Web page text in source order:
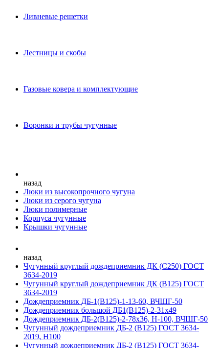
Ливневые решетки
Лестницы и скобы
Газовые ковера и комплектующие
Воронки и трубы чугунные
назад
Люки из высокопрочного чугуна
Люки из серого чугуна
Люки полимерные
Корпуса чугунные
Крышки чугунные
назад
Чугунный круглый дождеприемник ДК (С250) ГОСТ
3634-2019
Чугунный круглый дождеприемник ДК (В125) ГОСТ
3634-2019
Дождеприемник ДБ-1(В125)-1-13-60, ВЧШГ-50
Дождеприемник большой ДБ1(В125)-2-31х49
Дождеприемник ДБ-2(В125)-2-78х36, Н-100, ВЧШГ-50
Чугунный дождеприемник ДБ-2 (B125) ГОСТ 3634-
2019, Н100
Чугунный дождеприемник ДБ-2 (B125) ГОСТ 3634-